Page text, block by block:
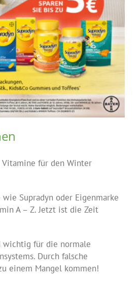
für den Winter
Supradyn oder Eigenmarke
A – Z. Jetzt ist die Zeit
wichtig für die normale
Durch falsche
einem Mangel kommen!